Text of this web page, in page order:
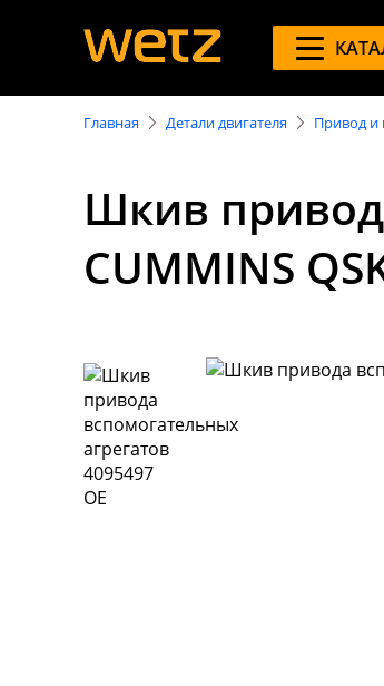
Главная Детали двигателя Привод
Шкив
CUMMINS